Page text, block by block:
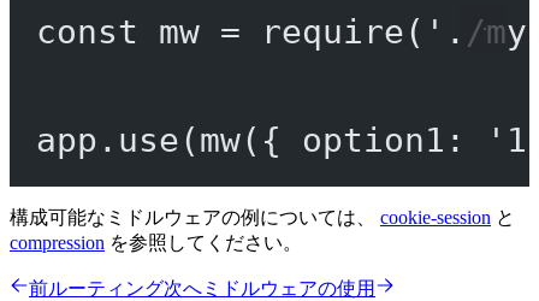
const mw = require( './
app. use(mw({ option1:
構成可能なミドルウェアの例については、 cookie-session と
compression を参照してください。
前ルーティング次へ ミドルウェアの使用